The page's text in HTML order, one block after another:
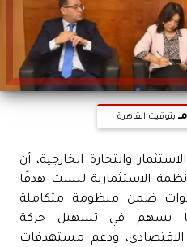
بتوقيت القاهرة
والتجارة الخارجية، أن
الاستثمارية ليست هدفًا
ضمن منظومة متكاملة
بما يسهم في تسهيل حركة
الاقتصادي، ودعم مستهدفات